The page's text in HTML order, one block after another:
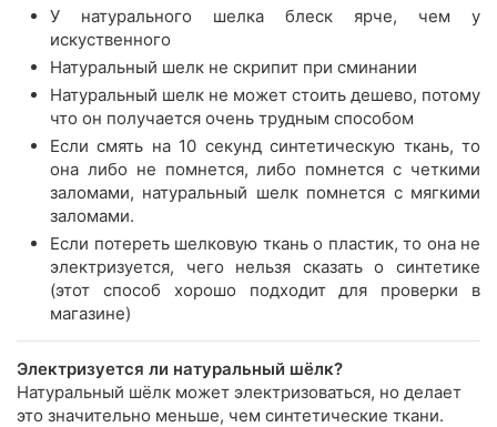
У натурального шелка блеск ярче, чем у
искуственного
Натуральный шелк не скрипит при сминании
Натуральный шелк не может стоить дешево, потому
что он получается очень трудным способом
Если смять на 10 секунд синтетическую ткань, то
она либо не помнется, либо помнется с четкими
заломами, натуральный шелк помнется с мягкими
заломами.
Если потереть шелковую ткань о пластик, то она не
электризуется, чего нельзя сказать о синтетике
(этот способ хорошо подходит для проверки в
магазине)
Электризуется ли натуральный шёлк?
Натуральный шёлк может электризоваться, но делает
это значительно меньше, чем синтетические ткани.